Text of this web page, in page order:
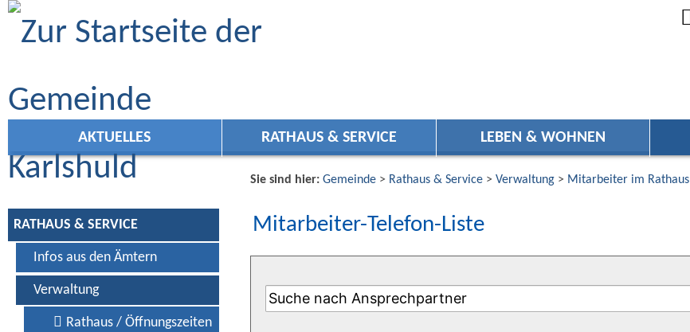
Zum Inhalt
AKTUELLES RATHAUS & SERVICE LEBEN & WOHNEN
RATHAUS & SERVICE
Infos aus den Ämtern
Verwaltung
Rathaus / Öffnungszeiten
Sie sind hier: Gemeinde> Rathaus & Service> Verwaltung> Mitarbeiter im Rathaus
Mitarbeiter-Telefon-Liste